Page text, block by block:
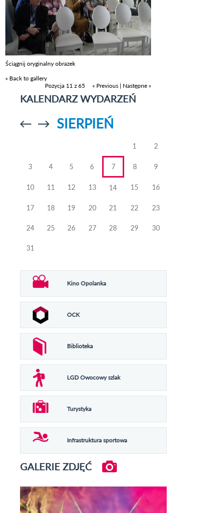
Ściągnij oryginalny obrazek
« Back to gallery
Pozycja 11 z 65
« Previous | Następne »
KALENDARZ WYDARZEŃ
Przejdź doPrzejdź do
SIERPIEŃ
1 2
3 4 5 6 7 8 9
10 11 12 13 14 15 16
17 18 19 20 21 22 23
24 25 26 27 28 29 30
31
Kino Opolanka
OCK
Biblioteka
LGD Owocowy szlak
Turystyka
Infrastruktura sportowa
GALERIE ZDJĘĆ